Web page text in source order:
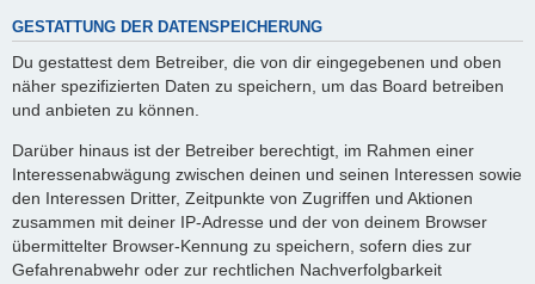
GESTATTUNG DER DATENSPEICHERUNG
Du gestattest dem Betreiber, die von dir eingegebenen und oben
näher spezifizierten Daten zu speichern, um das Board betreiben
und anbieten zu können.
Darüber hinaus ist der Betreiber berechtigt, im Rahmen einer
Interessenabwägung zwischen deinen und seinen Interessen sowie
den Interessen Dritter, Zeitpunkte von Zugriffen und Aktionen
zusammen mit deiner IP-Adresse und der von deinem Browser
übermittelter Browser-Kennung zu speichern, sofern dies zur
Gefahrenabwehr oder zur rechtlichen Nachverfolgbarkeit